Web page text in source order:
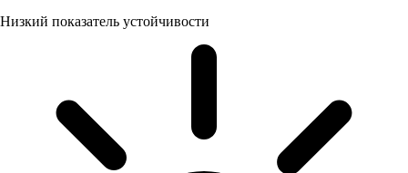
Низкий показатель устойчивости